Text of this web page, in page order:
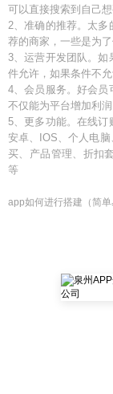
可以直接搜索到自己
2、准确的推荐。太多
荐的商家，一些是为
3、运营开发团队。
件允许，如果条件不
4、会员服务。好会员
不仅能为平台增加利润
5、更多功能。在线订
安卓、IOS、个人电
买、产品管理、折扣
等
app如何进行搭建（简